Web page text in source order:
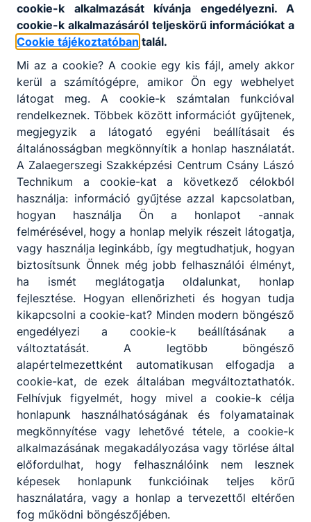
cookie-k alkalmazását kívánja engedélyezni. A
cookie-k alkalmazásáról teljeskörű információkat a
Cookie tájékoztatóban talál.
Mi az a cookie? A cookie egy kis fájl, amely akkor
kerül a számítógépre, amikor Ön egy webhelyet
látogat meg. A cookie-k számtalan funkcióval
rendelkeznek. Többek között információt gyűjtenek,
megjegyzik a látogató egyéni beállításait és
általánosságban megkönnyítik a honlap használatát.
A Zalaegerszegi Szakképzési Centrum Csány Lászó
Technikum a cookie-kat a következő célokból
használja: információ gyűjtése azzal kapcsolatban,
hogyan használja Ön a honlapot -annak
felmérésével, hogy a honlap melyik részeit látogatja,
vagy használja leginkább, így megtudhatjuk, hogyan
biztosítsunk Önnek még jobb felhasználói élményt,
ha ismét meglátogatja oldalunkat, honlap
fejlesztése. Hogyan ellenőrizheti és hogyan tudja
kikapcsolni a cookie-kat? Minden modern böngésző
engedélyezi a cookie-k beállításának a
változtatását. A legtöbb böngésző
alapértelmezettként automatikusan elfogadja a
cookie-kat, de ezek általában megváltoztathatók.
Felhívjuk figyelmét, hogy mivel a cookie-k célja
honlapunk használhatóságának és folyamatainak
megkönnyítése vagy lehetővé tétele, a cookie-k
alkalmazásának megakadályozása vagy törlése által
előfordulhat, hogy felhasználóink nem lesznek
képesek honlapunk funkcióinak teljes körű
használatára, vagy a honlap a tervezettől eltérően
fog működni böngészőjében.